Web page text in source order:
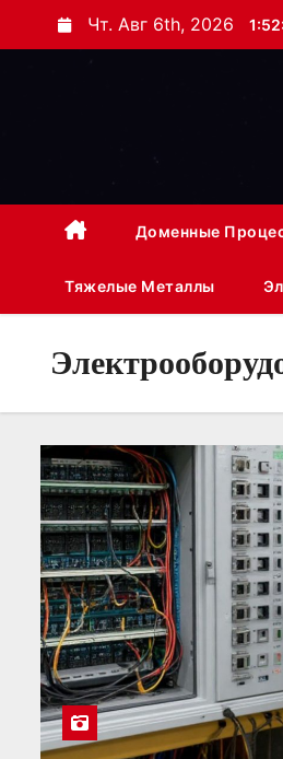
е
д
ж
Чт. Авг 6th, 2026
Доменные
Тяжелые Металлы